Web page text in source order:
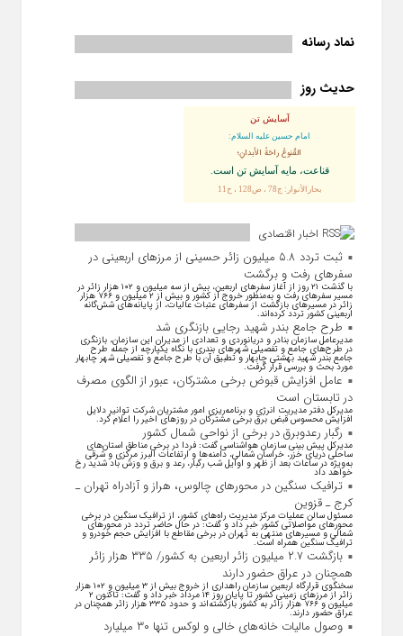
نماد رسانه
حدیث روز
آسایش تن
امام حسین علیه السلام:
القُنوعُ راحَةُ الأبدانِ؛
قناعت، مايه آسايش تن است.
بحارالأنوار: ج78 ، ص128 ، ح11
اخبار اقتصادی
ثبت تردد ۵.۸ میلیون زائر حسینی از مرزهای اربعینی در
سفرهای رفت و برگشت
با گذشت ۲۱ روز از آغاز سفرهای اربعین، بیش از سه میلیون و ۱۰۲ هزار زائر در
مسیر سفرهای رفت و به‌منظور خروج از کشور و بیش از ۲ میلیون و ۷۶۶ هزار
زائر در مسیرهای بازگشت از سفرهای عتبات عالیات، از پایانه‌های شش‌گانه
اربعینی کشور تردد کرده‌اند.
طرح جامع بندر شهید رجایی بازنگری شد
مدیرعامل سازمان بنادر و دریانوردی و تعدادی از مدیران این سازمان، بازنگری
در طرح‌های جامع و تفصیلی شهر‌های بندری با نگاه یکپارچه از جمله طرح
جامع بندر شهید بهشتی چابهار و تطبیق آن با طرح جامع و تفصیلی شهر چابهار
مورد بحث و بررسی قرار گرفت.
عامل افزایش قبوض برخی مشترکان، عبور از الگوی مصرف
در تابستان است
مدیرکل دفتر مدیریت انرژی و برنامه‌ریزی امور مشتریان شرکت توانیر دلایل
افزایش محسوس قبض برق برخی مشترکان در روزهای اخیر را اعلام کرد.
رگبار رعدوبرق در برخی از نواحی شمال کشور
مدیرکل پیش بینی سازمان هواشناسی گفت: فردا در برخی مناطق استان‌های
ساحلی دریای خزر، خراسان شمالی، دامنه‌ها و ارتفاعات البرز مرکزی و شرقی
به‌ویژه در ساعات بعد از ظهر و اوایل شب رگبار، رعد و برق و وزش باد شدید رخ
خواهد داد
ترافیک سنگین در محورهای چالوس، هراز و آزادراه تهران ـ
کرج ـ قزوین
مسئول سالن عملیات مرکز مدیریت راه‌های کشور، از ترافیک سنگین در برخی
محورهای مواصلاتی کشور خبر داد و گفت: در حال حاضر تردد در محورهای
شمالی و مسیرهای منتهی به تهران در برخی مقاطع با افزایش حجم خودرو و
ترافیک سنگین همراه است.
بازگشت ۲.۷ میلیون زائر اربعین به کشور/ ۳۳۵ هزار زائر
همچنان در عراق حضور دارند
سخنگوی قرارگاه اربعین سازمان راهداری از خروج بیش از ۳ میلیون و ۱۰۲ هزار
زائر از مرز‌های زمینی کشور تا پایان روز ۱۴ مرداد خبر داد و گفت: تاکنون ۲
میلیون و ۷۶۶ هزار زائر به کشور بازگشته‌اند و حدود ۳۳۵ هزار زائر همچنان در
عراق حضور دارند.
وصول مالیات خانه‌های خالی و لوکس تنها ۳۰ میلیارد